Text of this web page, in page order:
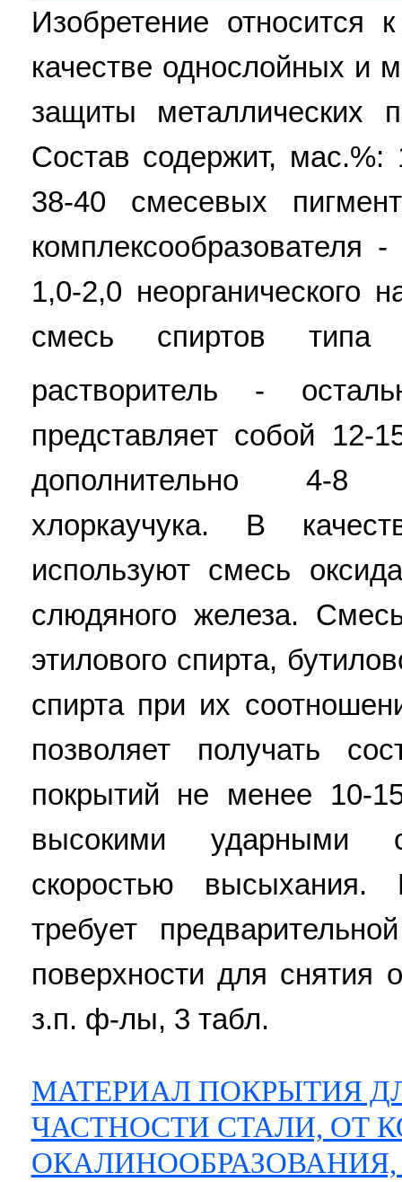
Изобретение относится
качестве однослойных и
защиты металлических
Состав содержит, мас.%:
38-40 смесевых
комплексообразователя
1,0-2,0 неорганического
смесь спиртов
растворитель -
представляет собой 12-
дополнительно 4-8
хлоркаучука. В
используют смесь
слюдяного железа.
этилового спирта,
спирта при их
позволяет получать
покрытий не менее 10-
высокими ударными
скоростью высыхания.
требует
поверхности для
з.п. ф-лы, 3 табл.
МАТЕРИАЛ ПОКРЫТИЯ
ЧАСТНОСТИ СТАЛИ, ОТ